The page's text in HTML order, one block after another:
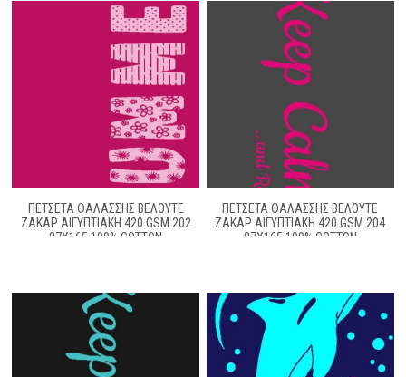
ΠΕΤΣΕΤΑ ΘΑΛΑΣΣΗΣ ΒΕΛΟΥΤΕ
ΖΑΚΆΡ ΑΙΓΥΠΤΙΑΚΉ 420 GSM 202
87X165 100% COTTON
ΠΕΤΣΕΤΑ ΘΑΛΑΣΣΗΣ ΒΕΛΟΥΤΕ
ΖΑΚΆΡ ΑΙΓΥΠΤΙΑΚΉ 420 GSM 204
87X165 100% COTTON